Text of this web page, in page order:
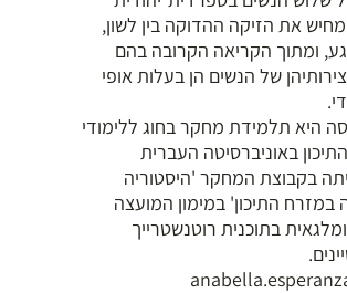
את הזיקה ההדוקה בין לשון,
ומתוך הקריאה הקרובה בהם
של הנשים הן בעלות אופי
היא תלמידת מחקר בחוג ללימודי
באוניברסיטה העברית
בקבוצת המחקר 'היסטוריה
במזרח התיכון' במימון המועצה
בתוכנית רוטנשטרייך